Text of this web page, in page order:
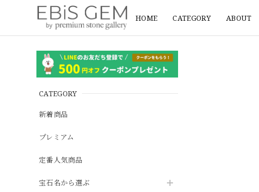
HOME CATEGORY ABOUT
CATEGORY
新着商品
プレミアム
定番人気商品
宝石名から選ぶ